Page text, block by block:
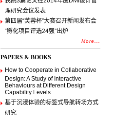
理研究会议发表
第四届“芙蓉杯”大赛召开新闻发布会
“孵化项目评选24强”出炉
More...
PAPERS & BOOKS
How to Cooperate in Collaborative
Design: A Study of Interactive
Behaviours at Different Design
Capability Levels
基于沉浸体验的标签式导航转场方式
研究